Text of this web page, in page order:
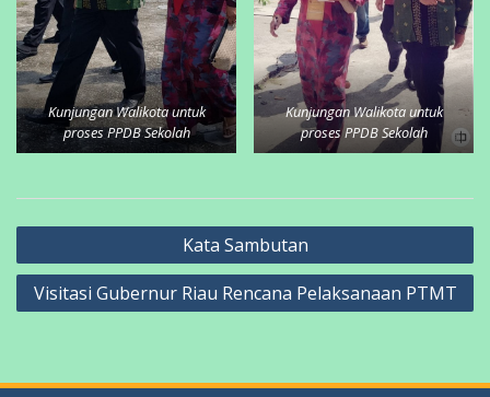
Kunjungan Walikota untuk
proses PPDB Sekolah
Kunjungan Walikota untuk
proses PPDB Sekolah
Navigasi
pos
Kata Sambutan
Visitasi Gubernur Riau Rencana Pelaksanaan PTMT